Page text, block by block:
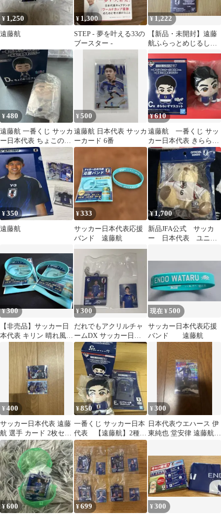
¥ 1,250
遠藤航
¥ 1,300
STEP - 夢を叶える33の
ブースター -
¥1,222
【新品・未開封】遠藤
航ふらっとめじるしア
クセサリーサッカー日
本代表ver.
¥480
遠藤航 一番くじ サッカ
ー日本代表 ちょこのっ
こフィギュア
¥500
遠藤航 日本代表 サッカ
ーカード 6番
¥610
遠藤航 一番くじ サッ
カー日本代表 きららい
ずマスコット C賞
¥350
遠藤航
¥333
サッカー日本代表応援
バンド 遠藤航
¥1,700
新品JFA公式 サッカ
ー 日本代表 ユニフ
¥300
【非売品】サッカー日
本代表 キリン 晴れ風
応援バンド 鎌田大地 遠
¥300
だれでもアクリルチャ
ームDX サッカー日本
代表 遠藤航
おまけステッカー付
現在 ¥500
サッカー日本代表応援
バンド 遠藤航
¥400
サッカー日本代表 遠藤
航 選手 カード 2枚セッ
ト
¥850
一番くじ サッカー日本
代表 【遠藤航】2種セ
ット
¥300
日本代表ウエハース 伊
東純也 堂安律 遠藤航
¥600 ¥699 ¥300